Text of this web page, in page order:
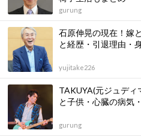
gurung
石原伸晃の現在！嫁
と経歴・引退理由・
yujitake226
TAKUYA(元ジュディ
と子供・心臓の病気
gurung